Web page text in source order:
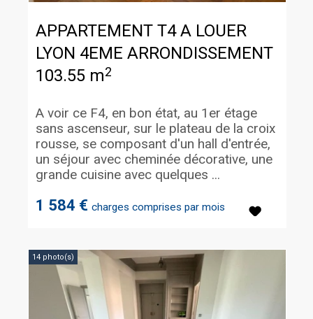
APPARTEMENT T4 A LOUER
LYON 4EME ARRONDISSEMENT
103.55 m2
1 584 € charges comprises par mois
A voir ce F4, en bon état, au 1er étage
sans ascenseur, sur le plateau de la croix
rousse, se composant d'un hall d'entrée,
un séjour avec cheminée décorative, une
grande cuisine avec quelques ...
14 photo(s)